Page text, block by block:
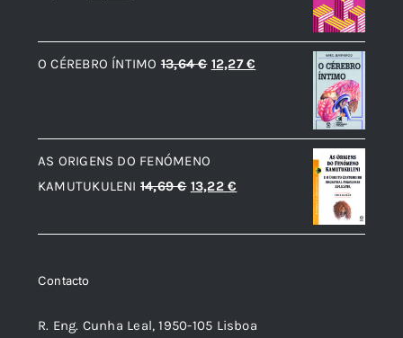
original
era:
atual
é:
O CÉREBRO ÍNTIMO 13,64€ O
era:
12,27€
é:
AS ORIGENS DO FENÓMENO
KAMUTUKULENI 14,69€ O
original
13,22€
atual
Contacto
R. Eng. Cunha Leal, 1950-105 Lisboa